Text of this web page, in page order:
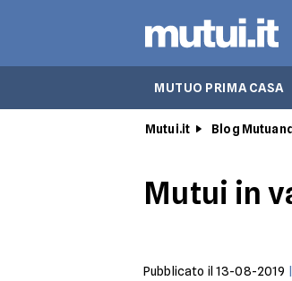
MUTUO PRIMA CASA
Mutui.it Blog
Mutui in
Pubblicato il 13-08-2019